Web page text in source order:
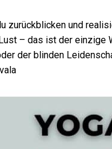
und
– das ist der
der blinden